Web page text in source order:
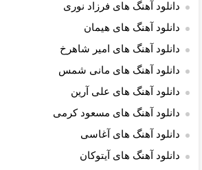
دانلود آهنگ های فرزاد نوری
دانلود آهنگ های هیمان
دانلود آهنگ های امیر شاهرخ
دانلود آهنگ های مانی شمس
دانلود آهنگ های علی آرین
دانلود آهنگ های مسعود کرمی
دانلود آهنگ های آغاسی
دانلود آهنگ های آیتوکان